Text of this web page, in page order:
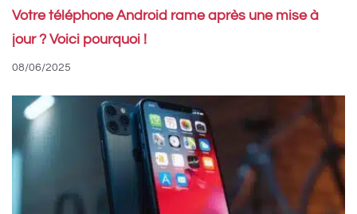
Votre téléphone Android rame après une mise à
jour ? Voici pourquoi !
08/06/2025